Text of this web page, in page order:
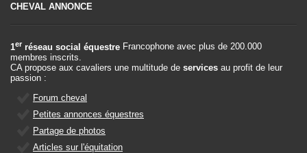
CHEVAL ANNONCE
1er réseau social équestre Francophone avec plus de 200.000
membres inscrits.
CA propose aux cavaliers une multitude de services au profit de leur
passion :
Forum cheval
Petites annonces équestres
Partage de photos
Articles sur l'équitation